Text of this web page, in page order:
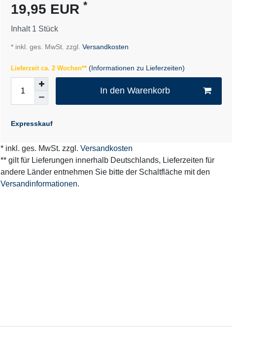
19,95 EUR *
Inhalt 1 Stück
* inkl. ges. MwSt. zzgl. Versandkosten
Lieferzeit ca. 2 Wochen** (Informationen zu Lieferzeiten)
In den Warenkorb
Expresskauf
* inkl. ges. MwSt. zzgl. Versandkosten
** gilt für Lieferungen innerhalb Deutschlands, Lieferzeiten für
andere Länder entnehmen Sie bitte der Schaltfläche mit den
Versandinformationen.